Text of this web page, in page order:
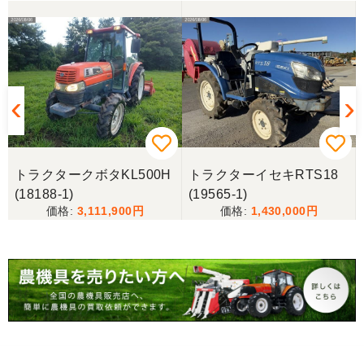
ただきましたありがとうございます
岐阜県／長池松広
この度は、コンバイン購入に際しまして、納品日に
際しては、ご配慮頂き誠にありがとうございまし
た。本当に助かりました。
岐阜県／バインダー
急なお願いにも対応ありがとうございました。 あり
がとうございました。 親切に対応していただきまし
岐阜県／横倉林
ありがとうございます。
トラクタークボタKL500H
(18188-1)
3,111,900
トラクターイセキRTS18
(19565-1)
1,430,000